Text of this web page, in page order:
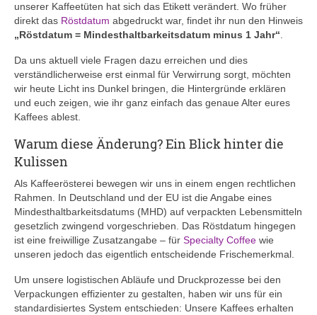
unserer Kaffeetüten hat sich das Etikett verändert. Wo früher
direkt das Röstdatum abgedruckt war, findet ihr nun den Hinweis
„Röstdatum = Mindesthaltbarkeitsdatum minus 1 Jahr“
Da uns aktuell viele Fragen dazu erreichen und dies
verständlicherweise erst einmal für Verwirrung sorgt, möchten
wir heute Licht ins Dunkel bringen, die Hintergründe erklären
und euch zeigen, wie ihr ganz einfach das genaue Alter eures
Kaffees ablest.
Warum diese Änderung? Ein Blick hinter die
Kulissen
Als Kaffeerösterei bewegen wir uns in einem engen rechtlichen
Rahmen. In Deutschland und der EU ist die Angabe eines
Mindesthaltbarkeitsdatums (MHD) auf verpackten Lebensmitteln
gesetzlich zwingend vorgeschrieben. Das Röstdatum hingegen
ist eine freiwillige Zusatzangabe – für Specialty Coffee wie
unseren jedoch das eigentlich entscheidende Frischemerkmal.
Um unsere logistischen Abläufe und Druckprozesse bei den
Verpackungen effizienter zu gestalten, haben wir uns für ein
standardisiertes System entschieden: Unsere Kaffees erhalten